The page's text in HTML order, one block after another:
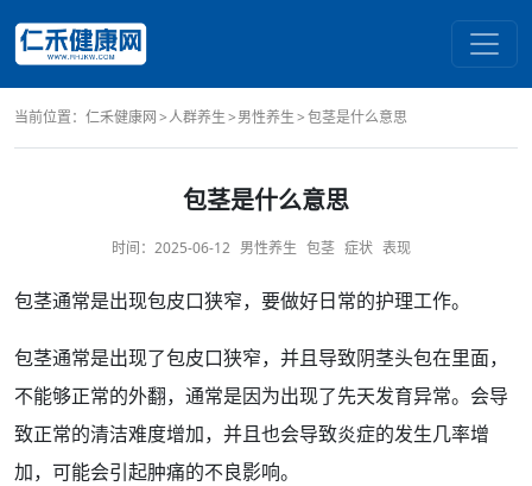
当前位置： 仁禾健康网 人群养生 男性养生 包茎是什么意思
包茎是什么意思
时间： 2025-06-12 男性养生 包茎 症状 表现
包茎通常是出现包皮口狭窄，要做好日常的护理工作。
包茎通常是出现了包皮口狭窄，并且导致阴茎头包在里面，
不能够正常的外翻，通常是因为出现了先天发育异常。会导
致正常的清洁难度增加，并且也会导致炎症的发生几率增
加，可能会引起肿痛的不良影响。